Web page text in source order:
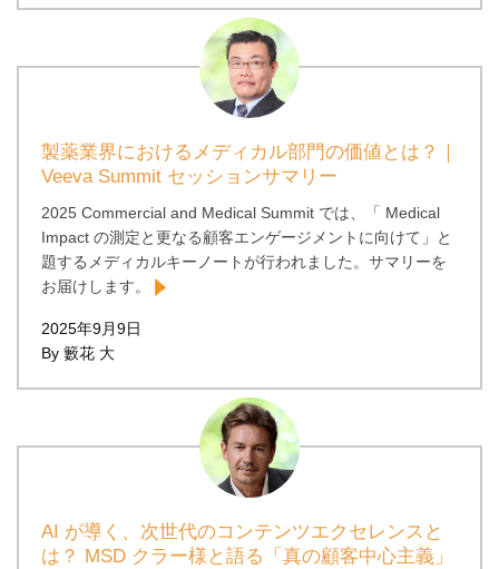
製薬業界におけるメディカル部門の価値とは？｜
Veeva Summit セッションサマリー
2025 Commercial and Medical Summit では、「 Medical
Impact の測定と更なる顧客エンゲージメントに向けて」と
題するメディカルキーノートが行われました。サマリーを
お届けします。
2025年9月9日
By 籔花 大
AI が導く、次世代のコンテンツエクセレンスと
は？ MSD クラー様と語る「真の顧客中心主義」